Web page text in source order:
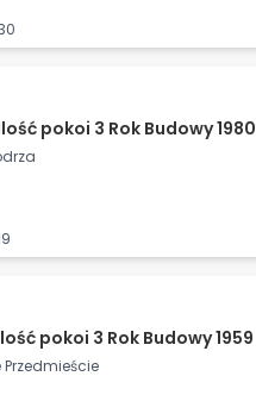
pokoi 3 Rok Budowy 1980
pokoi 3 Rok Budowy 1959
Przedmieście